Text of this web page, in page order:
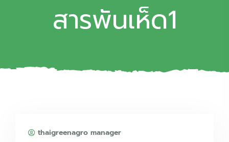
สารพันเห็ด1
thaigreenagro manager